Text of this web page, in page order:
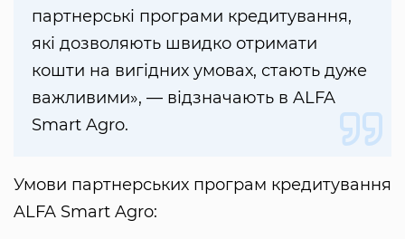
партнерські програми кредитування,
які дозволяють швидко отримати
кошти на вигідних умовах, стають дуже
важливими», — відзначають в ALFA
Smart Agro.
Умови партнерських програм кредитування
ALFA Smart Agro: